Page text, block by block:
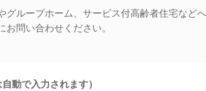
ループホーム、サービス付高齢者住宅など
問い合わせください。
動で入力されます）